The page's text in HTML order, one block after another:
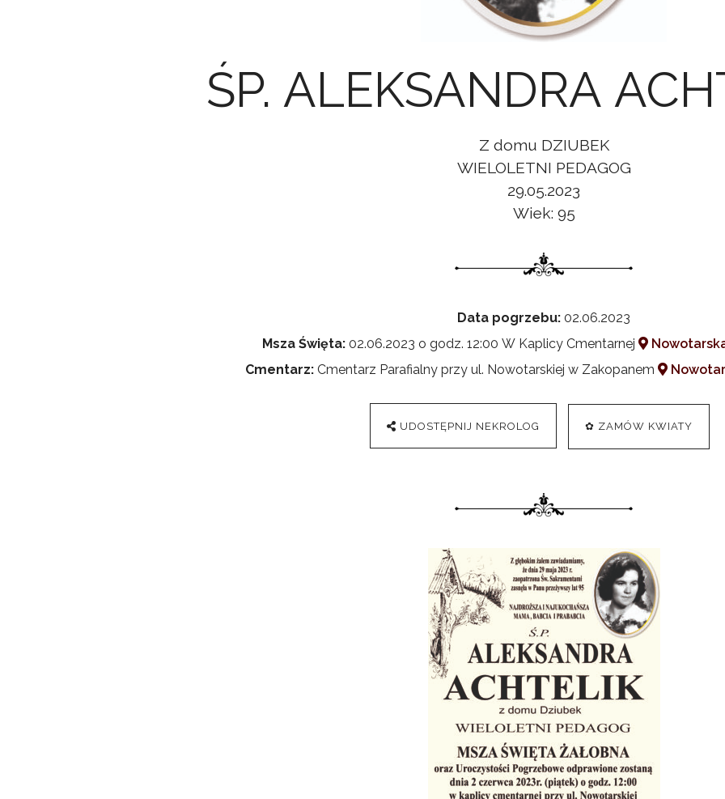
ŚP.
Z domu DZIUBEK
WIELOLETNI PEDAGOG
29.05.2023
Wiek: 95
Data pogrzebu: 02.06.2023
Msza Święta:02.06.2023 o godz. 12:00 W Kaplicy Cmentarnej
Cmentarz: Cmentarz Parafialny przy ul. Nowotarskiej w Zakopanem
UDOSTĘPNIJ NEKROLOG ✿ ZAMÓW KWIATY